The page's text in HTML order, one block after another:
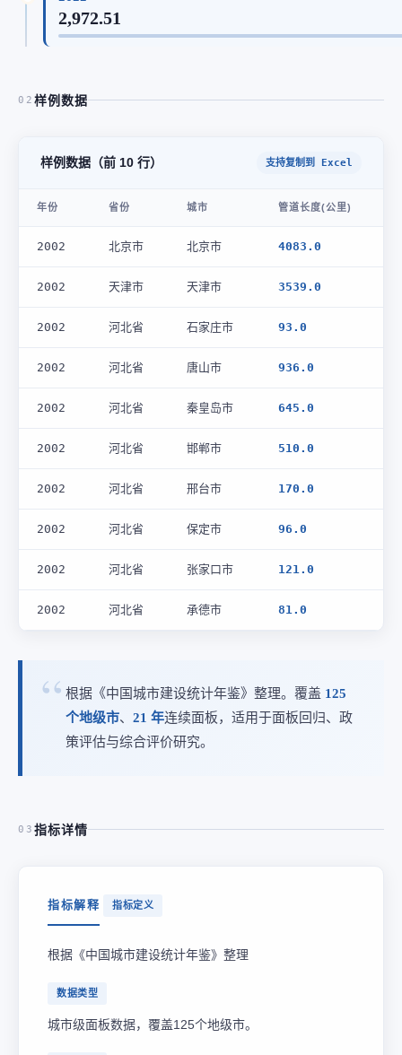
2,972.51
02 样例数据
样例数据（前 10 行） 支持复制到 Excel
年份 省份 城市 管道长度(公里)
2002 北京市 北京市 4083.0
2002 天津市 天津市 3539.0
2002 河北省 石家庄市 93.0
2002 河北省 唐山市 936.0
2002 河北省 秦皇岛市 645.0
2002 河北省 邯郸市 510.0
2002 河北省 邢台市 170.0
2002 河北省 保定市 96.0
2002 河北省 张家口市 121.0
2002 河北省 承德市 81.0
根据《中国城市建设统计年鉴》整理。覆盖 125
个地级市、 21 年连续面板，适用于面板回归、政
策评估与综合评价研究。
03 指标详情
指标解释 指标定义
根据《中国城市建设统计年鉴》整理
数据类型
城市级面板数据，覆盖125个地级市。